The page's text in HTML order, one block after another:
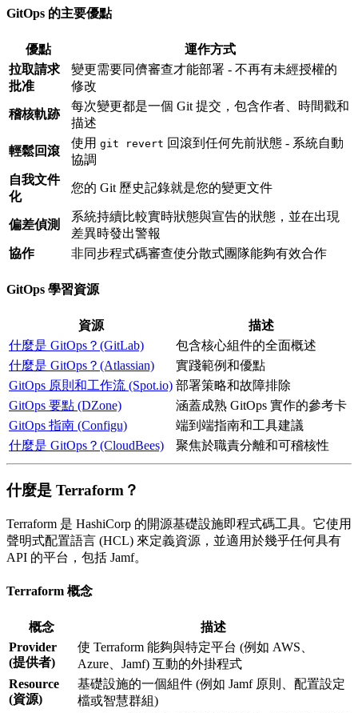
GitOps 的主要優點
優點
運作方式
拉取請求
批准
變更需要同儕審查才能部署 - 不再有未經授權的
修改
稽核軌跡
每次變更都是一個 Git 提交，包含作者、時間戳和
描述
輕鬆回滾
使用 git revert 回滾到任何先前狀態 - 系統自動
協調
自我文件
化
您的 Git 歷史記錄就是您的變更文件
偏差偵測
系統持續比較實時狀態與宣告的狀態，並在出現
差異時發出警報
協作
非同步程式碼審查使分散式團隊能夠有效合作
GitOps 學習資源
資源
描述
什麼是 GitOps？(GitLab)
包含核心組件的全面概述
什麼是 GitOps？(Atlassian)
實踐範例和優點
GitOps 原則和工作流 (Spot.io) 部署策略和故障排除
GitOps 要點 (DZone)
涵蓋成熟 GitOps 實作的參考卡
GitOps 指南 (Configu)
端到端指南和工具建議
什麼是 GitOps？(CloudBees)
聚焦於職責分離和可稽核性
什麼是 Terraform？
Terraform 是 HashiCorp 的開源基礎設施即程式碼工具。它使用
聲明式配置語言 (HCL) 來定義資源，並適用於幾乎任何具有
API 的平台，包括 Jamf。
Terraform 概念
概念
描述
Provider
(提供者)
使 Terraform 能夠與特定平台 (例如 AWS、
Azure、Jamf) 互動的外掛程式
Resource
(資源)
基礎設施的一個組件 (例如 Jamf 原則、配置設定
檔或智慧群組)